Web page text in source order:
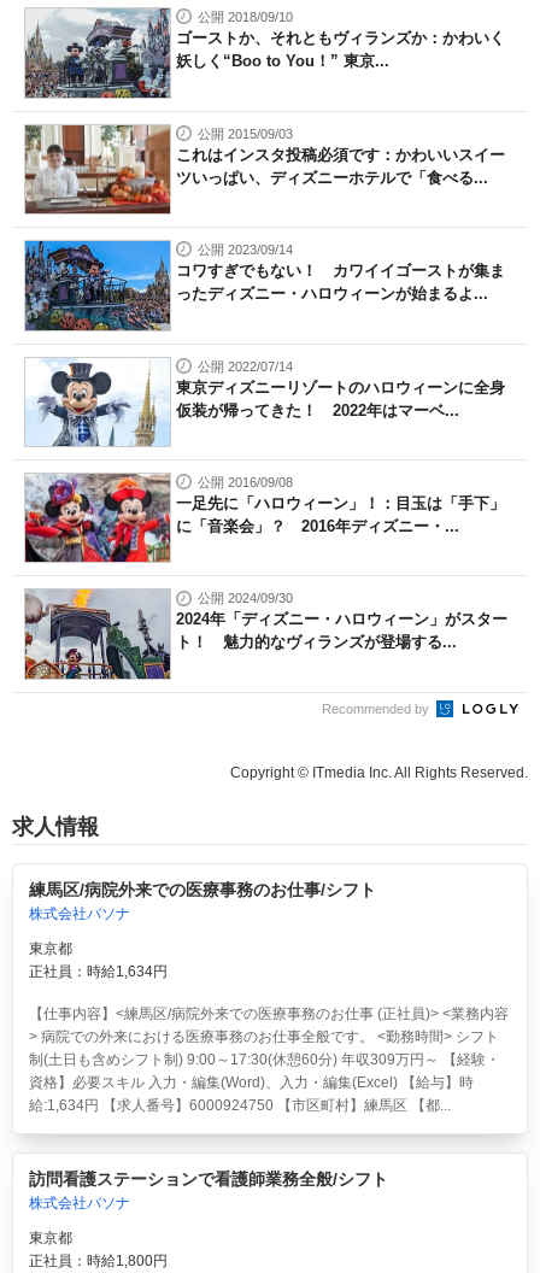
公開 2018/09/10
ゴーストか、それともヴィランズか：かわいく
妖しく“Boo to You！” 東京...
公開 2015/09/03
これはインスタ投稿必須です：かわいいスイー
ツいっぱい、ディズニーホテルで「食べる...
公開 2023/09/14
コワすぎでもない！ カワイイゴーストが集ま
ったディズニー・ハロウィーンが始まるよ...
公開 2022/07/14
東京ディズニーリゾートのハロウィーンに全身
仮装が帰ってきた！ 2022年はマーベ...
公開 2016/09/08
一足先に「ハロウィーン」！：目玉は「手下」
に「音楽会」？ 2016年ディズニー・...
公開 2024/09/30
2024年「ディズニー・ハロウィーン」がスター
ト！ 魅力的なヴィランズが登場する...
Recommended by
Copyright © ITmedia Inc. All Rights Reserved.
求人情報
練馬区/病院外来での医療事務のお仕事/シフト
株式会社パソナ
東京都
正社員：時給1,634円
【仕事内容】<練馬区/病院外来での医療事務のお仕事 (正社員)> <業務内容
> 病院での外来における医療事務のお仕事全般です。 <勤務時間> シフト
制(土日も含めシフト制) 9:00～17:30(休憩60分) 年収309万円～ 【経験・
資格】必要スキル 入力・編集(Word)、入力・編集(Excel) 【給与】時
給:1,634円 【求人番号】6000924750 【市区町村】練馬区 【都...
訪問看護ステーションで看護師業務全般/シフト
株式会社パソナ
東京都
正社員：時給1,800円